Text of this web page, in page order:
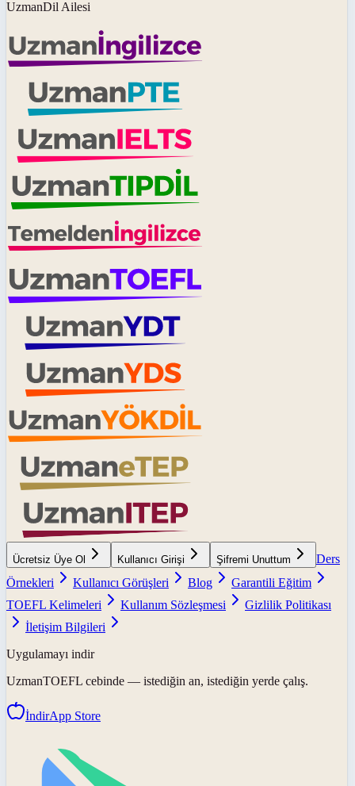
UzmanDil Ailesi
Ücretsiz Üye Ol Kullanıcı Girişi Şifremi Unuttum
Ders
Örnekleri
Kullanıcı Görüşleri Blog
Garantili Eğitim
TOEFL Kelimeleri
Kullanım Sözleşmesi
Gizlilik Politikası
İletişim Bilgileri
Uygulamayı indir
UzmanTOEFL cebinde — istediğin an, istediğin yerde çalış.
İndirApp Store